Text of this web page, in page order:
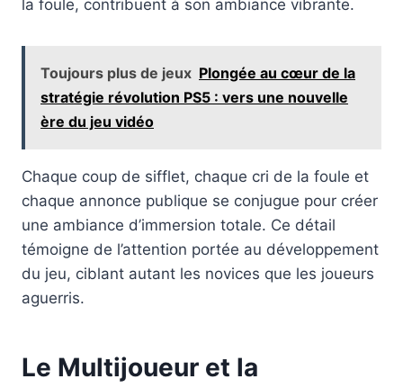
la foule, contribuent à son ambiance vibrante.
Toujours plus de jeux Plongée au cœur de la
stratégie révolution PS5 : vers une nouvelle
ère du jeu vidéo
Chaque coup de sifflet, chaque cri de la foule et
chaque annonce publique se conjugue pour créer
une ambiance d’immersion totale. Ce détail
témoigne de l’attention portée au développement
du jeu, ciblant autant les novices que les joueurs
aguerris.
Le Multijoueur et la